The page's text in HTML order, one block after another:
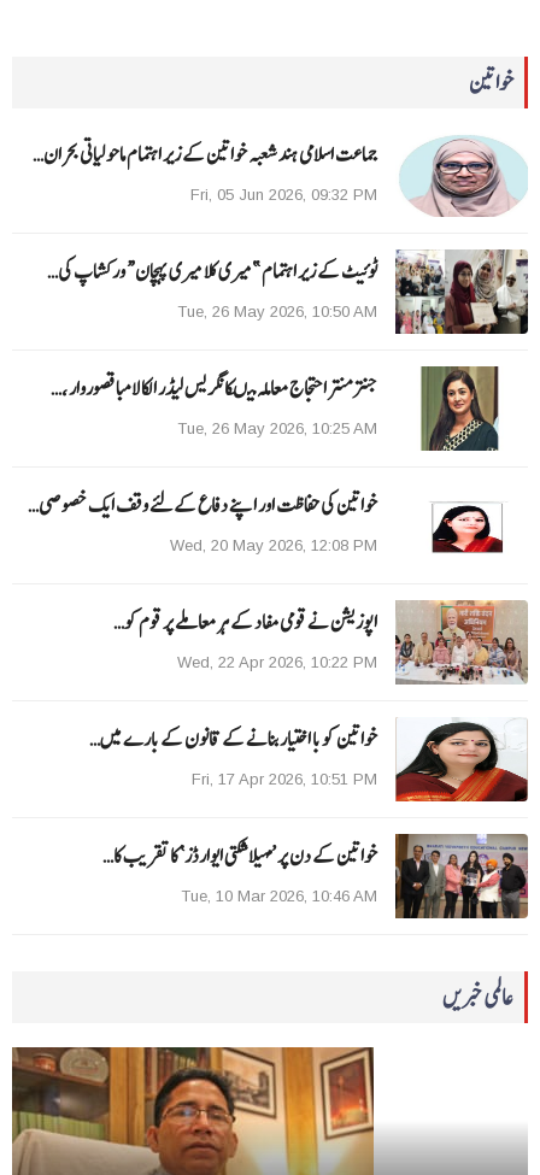
خواتین
جماعت اسلامی ہند شعبہ خواتین کے زیر اہتمام ماحولیاتی بحران…
Fri, 05 Jun 2026, 09:32 PM
ٹوئیٹ کے زیر اہتمام ”میری کلا میری پہچان“ ورکشاپ کی…
Tue, 26 May 2026, 10:50 AM
جنتر منتر احتجاج معاملہ میںکانگریس لیڈر الکا لامبا قصوروار ،…
Tue, 26 May 2026, 10:25 AM
خواتین کی حفاظت اور اپنے دفاع کےلئے وقف ایک خصوصی…
Wed, 20 May 2026, 12:08 PM
اپوزیشن نے قومی مفاد کے ہر معاملے پر قوم کو…
Wed, 22 Apr 2026, 10:22 PM
خواتین کو با اختیار بنانے کے قانون کے بارے میں…
Fri, 17 Apr 2026, 10:51 PM
خواتین کے دن پر ’مہیلا شکتی ایوارڈز‘ کا تقریب کا…
Tue, 10 Mar 2026, 10:46 AM
عالمی خبریں